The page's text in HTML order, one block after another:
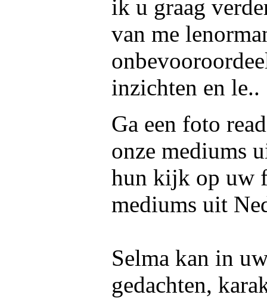
ik u graag
van me
inzichten en le..
Ga een foto
onze mediums
hun kijk op uw
mediums uit
Selma kan in
gedachten,